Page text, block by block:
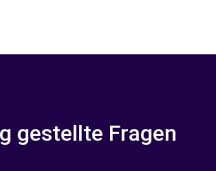
gestellte Fragen